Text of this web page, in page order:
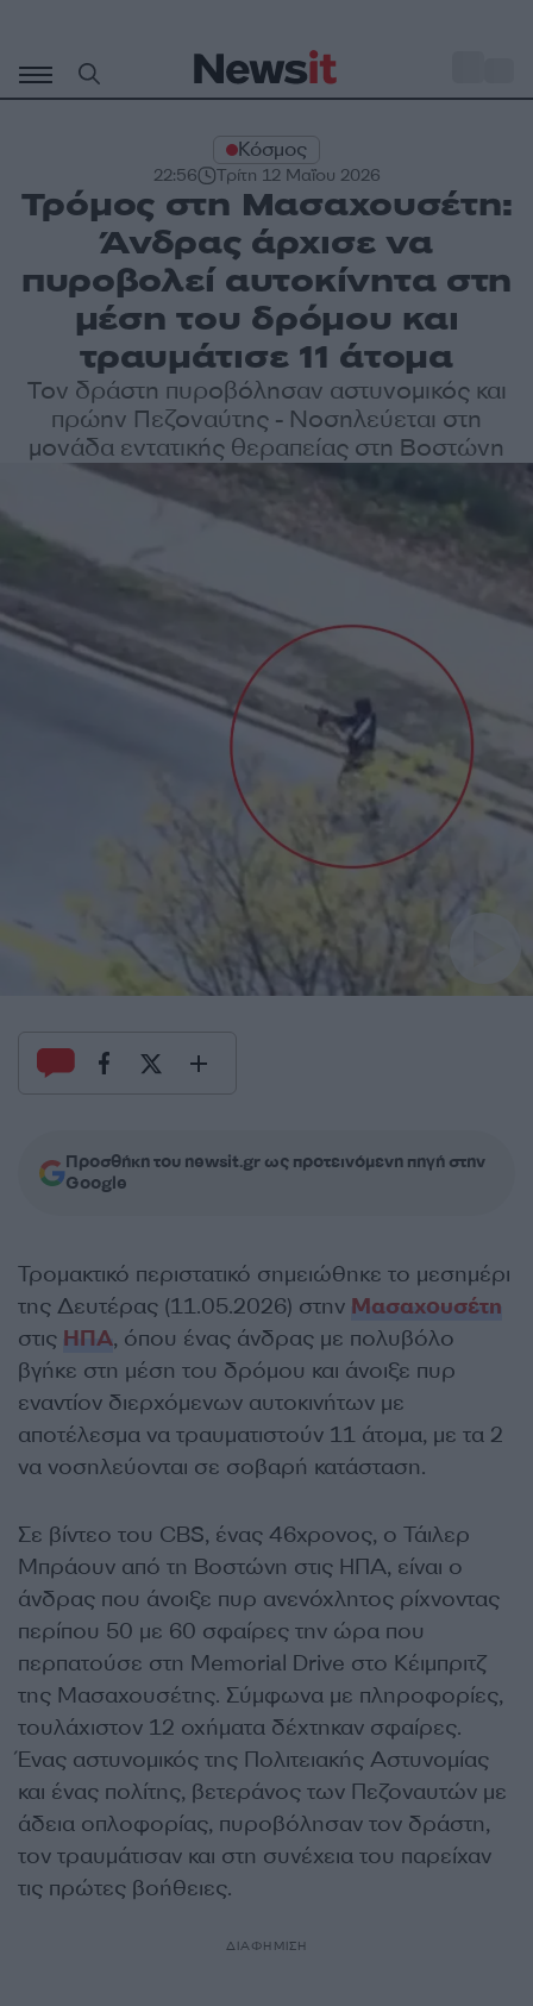
περιεχόμενο
Κόσμος
22:56 Τρίτη 12 Μαΐου 2026
Τρόμος στη Μασαχουσέτη:
Άνδρας άρχισε να
πυροβολεί αυτοκίνητα στη
μέση του δρόμου και
τραυμάτισε 11 άτομα
Τον δράστη πυροβόλησαν αστυνομικός και
πρώην Πεζοναύτης - Νοσηλεύεται στη
μονάδα εντατικής θεραπείας στη Βοστώνη
Προσθήκη του newsit.gr ως προτεινόμενη πηγή στην
Google
Τρομακτικό περιστατικό σημειώθηκε το μεσημέρι
της Δευτέρας (11.05.2026) στην Μασαχουσέτη
στις ΗΠΑ, όπου ένας άνδρας με πολυβόλο
βγήκε στη μέση του δρόμου και άνοιξε πυρ
εναντίον διερχόμενων αυτοκινήτων με
αποτέλεσμα να τραυματιστούν 11 άτομα, με τα 2
να νοσηλεύονται σε σοβαρή κατάσταση.
Σε βίντεο του CBS, ένας 46χρονος, ο Τάιλερ
Μπράουν από τη Βοστώνη στις ΗΠΑ, είναι ο
άνδρας που άνοιξε πυρ ανενόχλητος ρίχνοντας
περίπου 50 με 60 σφαίρες την ώρα που
περπατούσε στη Memorial Drive στο Κέιμπριτζ
της Μασαχουσέτης. Σύμφωνα με πληροφορίες,
τουλάχιστον 12 οχήματα δέχτηκαν σφαίρες.
Ένας αστυνομικός της Πολιτειακής Αστυνομίας
και ένας πολίτης, βετεράνος των Πεζοναυτών με
άδεια οπλοφορίας, πυροβόλησαν τον δράστη,
τον τραυμάτισαν και στη συνέχεια του παρείχαν
τις πρώτες βοήθειες.
ΔΙΑΦΗΜΙΣΗ